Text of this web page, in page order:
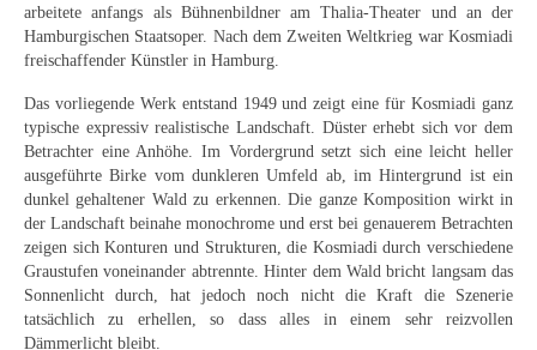
Autographen / Dokumente
Berliner Künstler
Düsseldorfer Künstler
Fränkische Künstler
Hamburger Künstler
Münchner Künstler
arbeitete anfangs als Bühnenbildner am Thalia-Theater und an der
Hamburgischen Staatsoper. Nach dem Zweiten Weltkrieg war Kosmiadi
freischaffender Künstler in Hamburg.
Das vorliegende Werk entstand 1949 und zeigt eine für Kosmiadi ganz
typische expressiv realistische Landschaft. Düster erhebt sich vor dem
Betrachter eine Anhöhe. Im Vordergrund setzt sich eine leicht heller
ausgeführte Birke vom dunkleren Umfeld ab, im Hintergrund ist ein
dunkel gehaltener Wald zu erkennen. Die ganze Komposition wirkt in
der Landschaft beinahe monochrome und erst bei genauerem Betrachten
zeigen sich Konturen und Strukturen, die Kosmiadi durch verschiedene
Graustufen voneinander abtrennte. Hinter dem Wald bricht langsam das
Sonnenlicht durch, hat jedoch noch nicht die Kraft die Szenerie
tatsächlich zu erhellen, so dass alles in einem sehr reizvollen
Dämmerlicht bleibt.